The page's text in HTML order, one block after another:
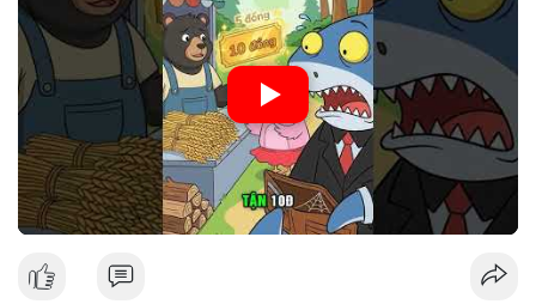
🎥 Xem video trực tiếp tại:
Nguồn: Cú Thông Thái